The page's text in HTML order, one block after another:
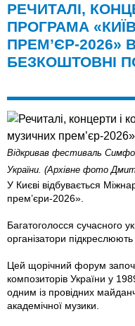
РЕЧИТАЛІ,
ПРОГРАМА
ПРЕМ’ЄР-2026»
БЕЗКОШТОВНІ
Відкривав фестиваль
України. (Архівне фото
У Києві відбувається
прем’єри-2026».
Багатоголосся сучасного
організатори
Цей щорічний форум
композиторів України у
одним із провідних
академічної музики.